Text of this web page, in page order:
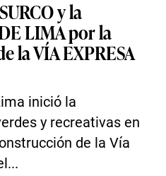
y la
LIMA por la
la VÍA EXPRESA
inició la
y recreativas en
de la Vía